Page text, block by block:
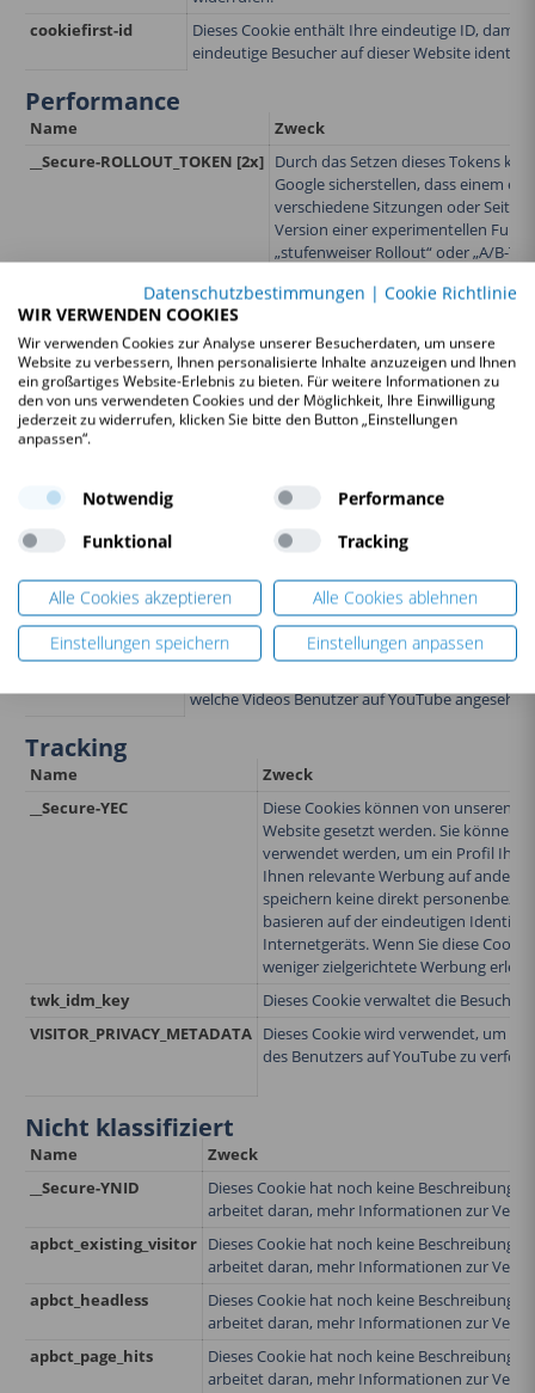
cookiefirst-id
Dieses Cookie enthält Ihre eindeutige ID, damit
eindeutige Besucher auf dieser Website
Performance
Name
Zweck
__Secure-ROLLOUT_TOKEN [2x] Durch das Setzen dieses Tokens
Google sicherstellen, dass einem
verschiedene Sitzungen oder
Version einer experimentellen
„stufenweiser Rollout“ oder „A/B-
_pk_id.***.***** [2x]
Matomo / Piwik-Cookie, in dem
gespeichert werden, z. B. die
_pk_ses.***.**
Dieses Cookie wird verwendet, um
der Website aufzuzeichnen. Es
die Nutzung der Website zu
letzten Besuchs der Website. Das
personenbezogenen Daten und
TawkConnectionTime
Dieses Cookie wird zu
verwendet
Name
Zweck
VISITOR_INFO1_LIVE Dieses Cookie ermöglicht es YouTube, die
überprüfen.
welche Videos Benutzer auf YouTube
Tracking
Name
Zweck
__Secure-YEC
Diese Cookies können von unseren
Website gesetzt werden. Sie können
verwendet werden, um ein Profil
Ihnen relevante Werbung auf
speichern keine direkt
basieren auf der eindeutigen
Internetgeräts. Wenn Sie diese
weniger zielgerichtete Werbung
twk_idm_key
Dieses Cookie verwaltet die
VISITOR_PRIVACY_METADATA Dieses Cookie wird verwendet, um
des Benutzers auf YouTube zu
Nicht klassifiziert
Name
Zweck
__Secure-YNID
Dieses Cookie hat noch keine Beschreibung
arbeitet daran, mehr Informationen zur
apbct_existing_visitor Dieses Cookie hat noch keine Beschreibung
arbeitet daran, mehr Informationen zur
apbct_headless
Dieses Cookie hat noch keine Beschreibung
arbeitet daran, mehr Informationen zur
apbct_page_hits
Dieses Cookie hat noch keine Beschreibung
arbeitet daran, mehr Informationen zur
Datenschutzbestimmungen | Cookie Richtlinie
WIR VERWENDEN COOKIES
Wir verwenden Cookies zur Analyse unserer Besucherdaten, um unsere
Website zu verbessern, Ihnen personalisierte Inhalte anzuzeigen und Ihnen
ein großartiges Website-Erlebnis zu bieten. Für weitere Informationen zu
den von uns verwendeten Cookies und der Möglichkeit, Ihre Einwilligung
jederzeit zu widerrufen, klicken Sie bitte den Button „Einstellungen
anpassen“.
Notwendig
Performance
Funktional
Tracking
Alle Cookies akzeptieren
Alle Cookies ablehnen
Einstellungen speichern
Einstellungen anpassen